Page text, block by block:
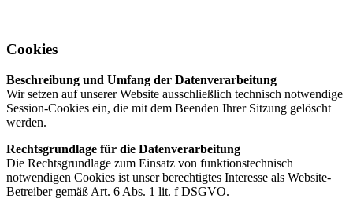
Cookies
Beschreibung und Umfang der Datenverarbeitung
Wir setzen auf unserer Website ausschließlich technisch notwendige
Session-Cookies ein, die mit dem Beenden Ihrer Sitzung gelöscht
werden.
Rechtsgrundlage für die Datenverarbeitung
Die Rechtsgrundlage zum Einsatz von funktionstechnisch
notwendigen Cookies ist unser berechtigtes Interesse als Website-
Betreiber gemäß Art. 6 Abs. 1 lit. f DSGVO.